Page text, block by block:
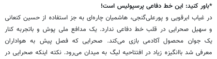
*باور کنید: این خط دفاعی پرسپولیس است!
در غیاب ابرقویی و پورعلی‌گنجی، هاشمیان چاره‌ای به جز استفاده از حسین کنعانی
و سهیل صحرایی در قلب خط دفاعی ندارد. یک مدافع ملی پوش و باتجربه کنار
یک جوان محصول آکادمی بازی می‌کند. صحرایی که فصل پیش به هواداران
معرفی شد باانگیزه زیاد در افتتاحیه لیگ به میدان می‌رود. نکته اینکه صحرایی در